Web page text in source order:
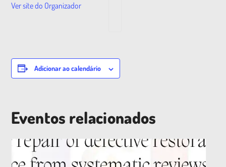
Ver site do Organizador
Adicionar ao calendário
Eventos relacionados